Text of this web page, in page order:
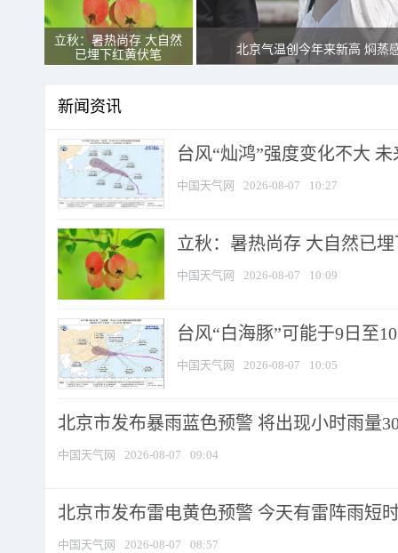
立秋：暑热尚存 大自然
已埋下红黄伏笔
北京气温创今年来新高 焖蒸
新闻资讯
台风“灿鸿”强度变化不大
中国天气网 2026-08-07 10:27
立秋：暑热尚存 大自然已
中国天气网 2026-08-07 10:09
台风“白海豚”可能于9日至
中国天气网 2026-08-07 10:05
北京市发布暴雨蓝色预警 将出现小时雨量
中国天气网 2026-08-07 09:04
北京市发布雷电黄色预警 今天有雷阵雨短
中国天气网 2026-08-07 08:57